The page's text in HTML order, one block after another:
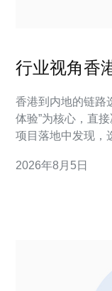
行业视角香
香港到内地的链路
体验”为核心，直
项目落地中发现，
直接通道。本文能
2026年8月5日